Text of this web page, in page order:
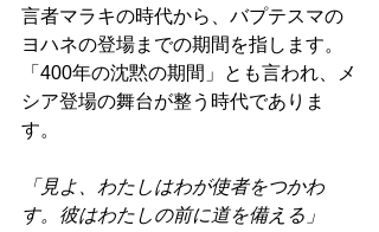
言者マラキの時代から、バプテスマの
ヨハネの登場までの期間を指します。
「400年の沈黙の期間」とも言われ、メ
シア登場の舞台が整う時代でありま
す。
「見よ、わたしはわが使者をつかわ
す。彼はわたしの前に道を備える」